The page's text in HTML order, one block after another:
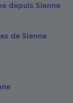
depuis Sienne
de Sienne